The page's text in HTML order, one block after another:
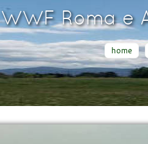
WWF Roma e
home